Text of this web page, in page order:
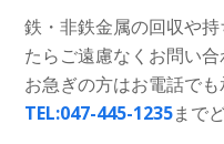
鉄・非鉄金属の回収や
たらご遠慮なくお問い合
お急ぎの方はお電話でも
TEL:047-445-1235まで